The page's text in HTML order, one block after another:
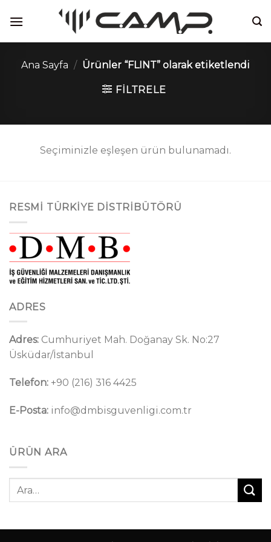
atla
Ana Sayfa / Ürünler “FLINT” olarak etiketlendi
FILTRELE
Seçiminizle eşleşen ürün bulunamadı.
RESMI TÜRKIYE DISTRIBÜTÖRÜ
ADRES
Adres: Cumhuriyet Mah. Doğanay Sk. No:27
Üsküdar/İstanbul
Telefon: +90 (216) 316 4425
E-Posta: info@dmbisguvenligi.com.tr
ÜRÜN ARA
Ara: